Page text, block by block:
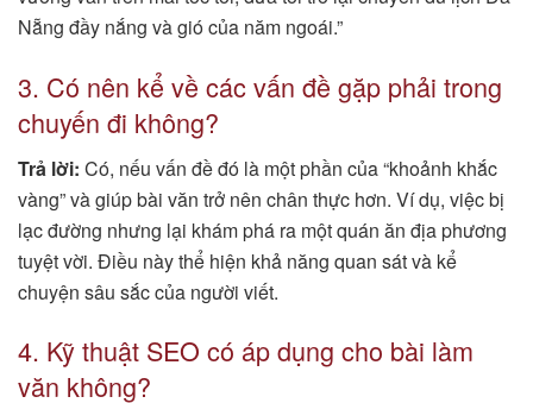
Nẵng đầy nắng và gió của năm ngoái.”
3. Có nên kể về các vấn đề gặp phải trong
chuyến đi không?
Trả lời: Có, nếu vấn đề đó là một phần của “khoảnh khắc
vàng” và giúp bài văn trở nên chân thực hơn. Ví dụ, việc bị
lạc đường nhưng lại khám phá ra một quán ăn địa phương
tuyệt vời. Điều này thể hiện khả năng quan sát và kể
chuyện sâu sắc của người viết.
4. Kỹ thuật SEO có áp dụng cho bài làm
văn không?